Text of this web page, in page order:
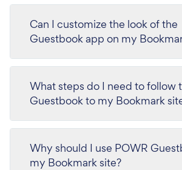
Can I customize the look of the
Guestbook app on my
What steps do I need to follow
Guestbook to my Bookmark
Why should I use POWR
my Bookmark site?